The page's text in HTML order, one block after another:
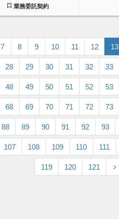
業務委託契約
7 8 9 10 11 12 13
28 29 30 31 32 33
48 49 50 51 52 53
68 69 70 71 72 73
88 89 90 91 92 93
107 108 109 110 111
119 120 121